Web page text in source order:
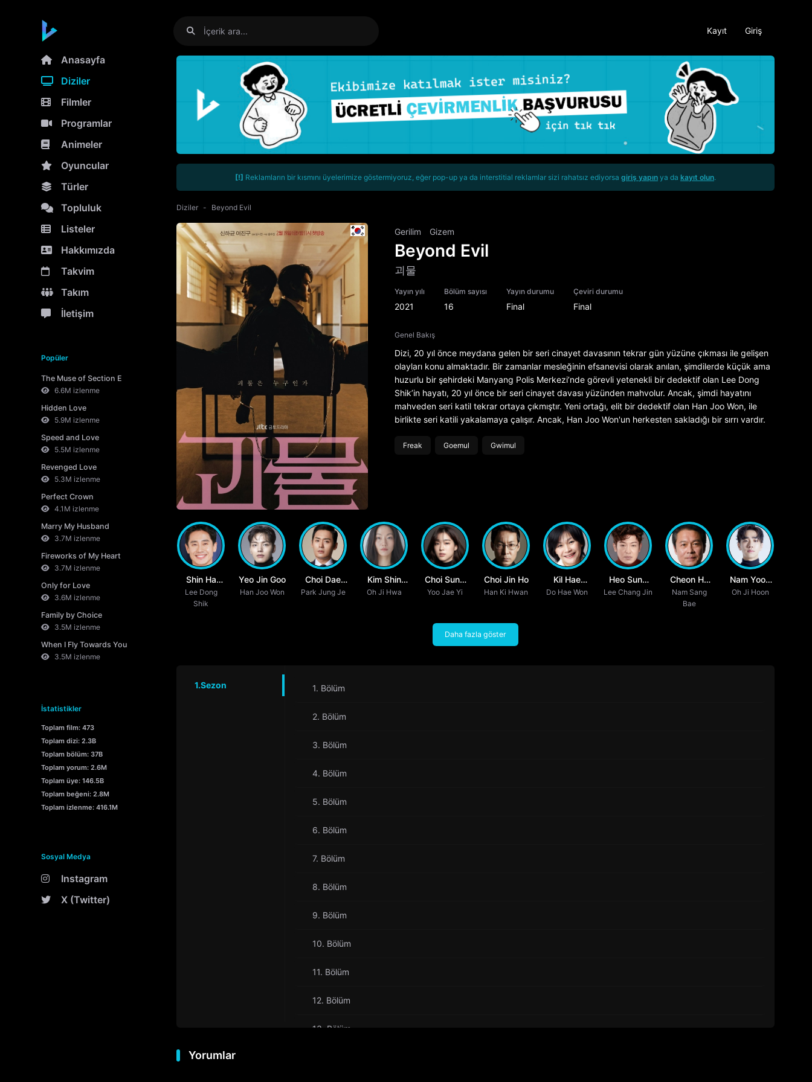
Kayıt Giriş
Anasayfa
Diziler
Filmler
Programlar
Animeler
Oyuncular
Türler
Topluluk
Listeler
Hakkımızda
Takvim
Takım
İletişim
Popüler
The Muse of Section E
6.6M izlenme
Hidden Love
5.9M izlenme
Speed and Love
5.5M izlenme
Revenged Love
5.3M izlenme
Perfect Crown
4.1M izlenme
Marry My Husband
3.7M izlenme
Fireworks of My Heart
3.7M izlenme
Only for Love
3.6M izlenme
Family by Choice
3.5M izlenme
When I Fly Towards You
3.5M izlenme
İstatistikler
Toplam film: 473
Toplam dizi: 2.3B
Toplam bölüm: 37B
Toplam yorum: 2.6M
Toplam üye: 146.5B
Toplam beğeni: 2.8M
Toplam izlenme: 416.1M
Sosyal Medya
Instagram
X (Twitter)
[!] Reklamların bir kısmını üyelerimize göstermiyoruz, eğer pop-up ya da interstitial reklamlar sizi rahatsız ediyorsa giriş yapın ya da kayıt olun.
Diziler Beyond Evil
Gerilim Gizem
Beyond Evil
괴물
Yayın yılı
2021
Bölüm sayısı
16
Yayın durumu
Final
Çeviri durumu
Final
Genel Bakış
Dizi, 20 yıl önce meydana gelen bir seri cinayet davasının tekrar gün yüzüne çıkması ile gelişen
olayları konu almaktadır. Bir zamanlar mesleğinin efsanevisi olarak anılan, şimdilerde küçük ama
huzurlu bir şehirdeki Manyang Polis Merkezi’nde görevli yetenekli bir dedektif olan Lee Dong
Shik’in hayatı, 20 yıl önce bir seri cinayet davası yüzünden mahvolur. Ancak, şimdi hayatını
mahveden seri katil tekrar ortaya çıkmıştır. Yeni ortağı, elit bir dedektif olan Han Joo Won, ile
birlikte seri katili yakalamaya çalışır. Ancak, Han Joo Won'un herkesten sakladığı bir sırrı vardır.
Freak Goemul Gwimul
Shin Ha
Kyun
Lee Dong
Shik
Yeo Jin Goo
Han Joo Won
Choi Dae
Hoon
Park Jung Je
Kim Shin
Rock
Oh Ji Hwa
Choi Sung
Eun
Yoo Jae Yi
Choi Jin Ho
Han Ki Hwan
Kil Hae
Yeon
Do Hae Won
Heo Sung
Tae
Lee Chang Jin
Cheon Ho
Jin
Nam Sang
Bae
Nam Yoon
Su
Oh Ji Hoon
Daha fazla göster
1.Sezon 1. Bölüm
2. Bölüm
3. Bölüm
4. Bölüm
5. Bölüm
6. Bölüm
7. Bölüm
8. Bölüm
9. Bölüm
10. Bölüm
11. Bölüm
12. Bölüm
13. Bölüm
Yorumlar